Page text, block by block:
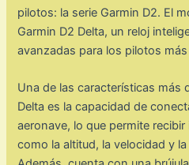
pilotos: la serie Garmin D2. El
Garmin D2 Delta, un reloj
avanzadas para los pilotos
Una de las características más
Delta es la capacidad de
aeronave, lo que permite
como la altitud, la velocidad y